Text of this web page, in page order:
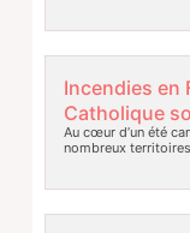
Incendies en
Catholique
Au cœur d’un été
nombreux territoires